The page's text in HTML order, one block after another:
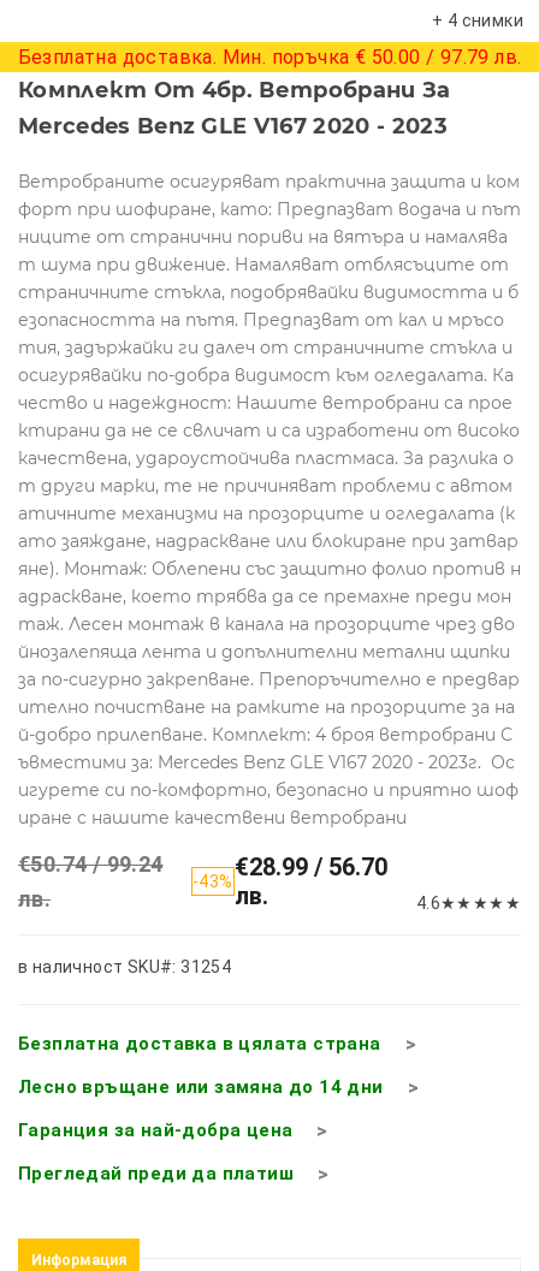
+ 4 снимки
Безплатна доставка. Мин. поръчка € 50.00 / 97.79 лв.
Комплект От 4бр. Ветробрани За
Mercedes Benz GLE V167 2020 - 2023
Ветробраните осигуряват практична защита и ком
форт при шофиране, като: Предпазват водача и път
ниците от странични пориви на вятъра и намалява
т шума при движение. Намаляват отблясъците от
страничните стъкла, подобрявайки видимостта и б
езопасността на пътя. Предпазват от кал и мръсо
тия, задържайки ги далеч от страничните стъкла и
осигурявайки по-добра видимост към огледалата. Ка
чество и надеждност: Нашите ветробрани са прое
ктирани да не се свличат и са изработени от високо
качествена, удароустойчива пластмаса. За разлика о
т други марки, те не причиняват проблеми с автом
атичните механизми на прозорците и огледалата (к
ато заяждане, надраскване или блокиране при затвар
яне). Монтаж: Облепени със защитно фолио против н
адраскване, което трябва да се премахне преди мон
таж. Лесен монтаж в канала на прозорците чрез дво
йнозалепяща лента и допълнителни метални щипки
за по-сигурно закрепване. Препоръчително е предвар
ително почистване на рамките на прозорците за на
й-добро прилепване. Комплект: 4 броя ветробрани С
ъвместими за: Mercedes Benz GLE V167 2020 - 2023г. Ос
игурете си по-комфортно, безопасно и приятно шоф
иране с нашите качествени ветробрани
€50.74 / 99.24
лв.
-43%€28.99 / 56.70
лв.
4.6★★ ★★ ★
в наличност SKU#: 31254
Безплатна доставка в цялата страна
Лесно връщане или замяна до 14 дни
Гаранция за най-добра цена
Прегледай преди да платиш
Информация